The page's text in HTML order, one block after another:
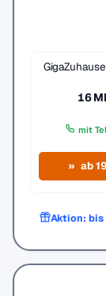
16
mit
ab
Aktion: bis